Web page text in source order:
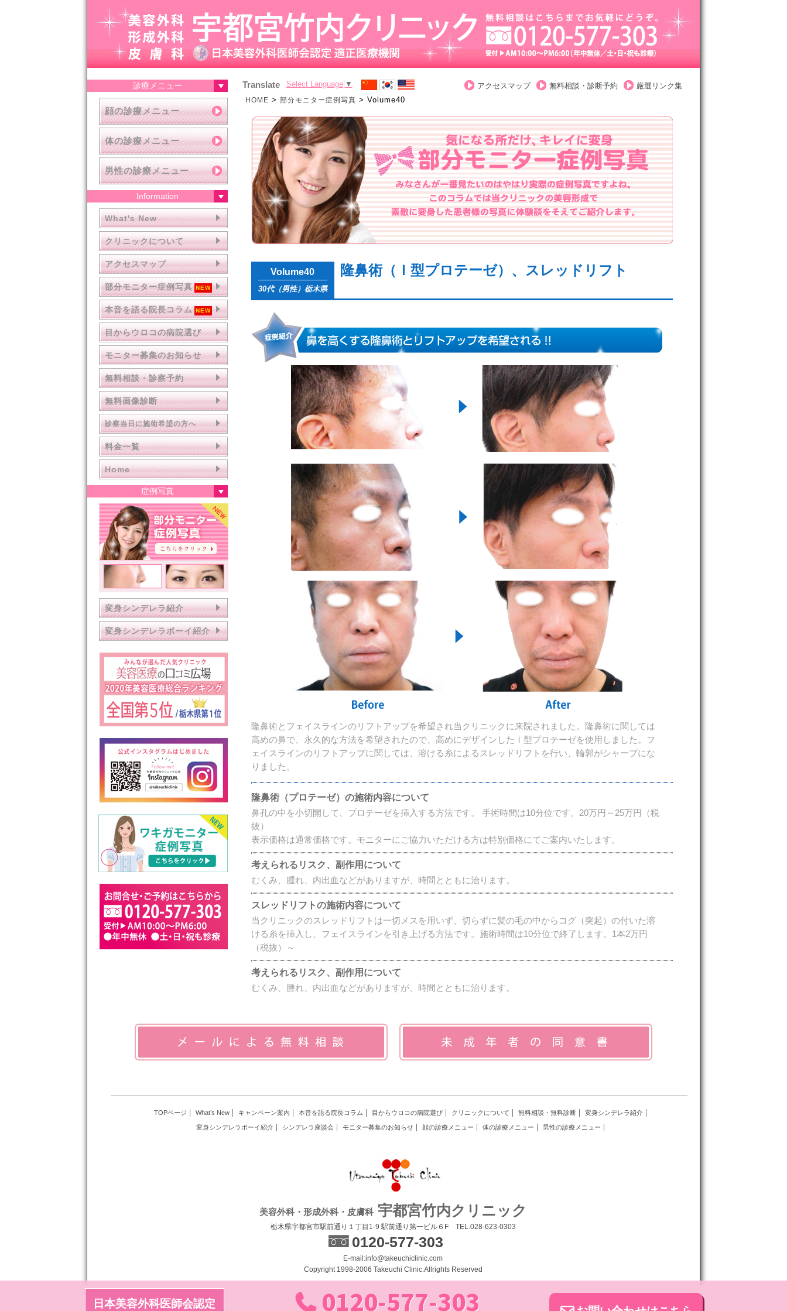
診療メニュー
顔の診療メニュー
体の診療メニュー
男性の診療メニュー
Information
What's New
クリニックについて
アクセスマップ
部分モニター症例写真
本音を語る院長コラム
目からウロコの病院選び
モニター募集のお知らせ
無料相談・診察予約
無料画像診断
診察当日に施術希望の方へ
料金一覧
Home
症例写真
変身シンデレラ紹介
変身シンデレラボーイ紹介
Translate Select Language ▼ アクセスマップ 無料相談・診断予約 厳選リンク集
HOME > 部分モニター症例写真 > Volume40
Volume40
30代（男性）栃木県
隆鼻術（Ｉ型プロテーゼ）、スレッドリフト
隆鼻術とフェイスラインのリフトアップを希望され当クリニックに来院されました。隆鼻術に関しては
高めの鼻で、永久的な方法を希望されたので、高めにデザインしたＩ型プロテーゼを使用しました。フ
ェイスラインのリフトアップに関しては、溶ける糸によるスレッドリフトを行い、輪郭がシャープにな
りました。
隆鼻術（プロテーゼ）の施術内容について
鼻孔の中を小切開して、プロテーゼを挿入する方法です。 手術時間は10分位です。20万円～25万円（税
抜）
表示価格は通常価格です。モニターにご協力いただける方は特別価格にてご案内いたします。
考えられるリスク、副作用について
むくみ、腫れ、内出血などがありますが、時間とともに治ります。
スレッドリフトの施術内容について
当クリニックのスレッドリフトは一切メスを用いず、切らずに髪の毛の中からコグ（突起）の付いた溶
ける糸を挿入し、フェイスラインを引き上げる方法です。施術時間は10分位で終了します。1本2万円
（税抜）～
考えられるリスク、副作用について
むくみ、腫れ、内出血などがありますが、時間とともに治ります。
TOPページ What’s New キャンペーン案内 本音を語る院長コラム 目からウロコの病院選び クリニックについて 無料相談・無料診断 変身シンデレラ紹介
変身シンデレラボーイ紹介 シンデレラ座談会 モニター募集のお知らせ 顔の診療メニュー 体の診療メニュー 男性の診療メニュー
美容外科・形成外科・皮膚科宇都宮竹内クリニック
栃木県宇都宮市駅前通り１丁目1-9 駅前通り第一ビル６F TEL.028-623-0303
0120-577-303
E-mail:info@takeuchiclinic.com
Copyright 1998-2006 Takeuchi Clinic.Allrights Reserved
日本美容外科医師会認定 0120-577-303